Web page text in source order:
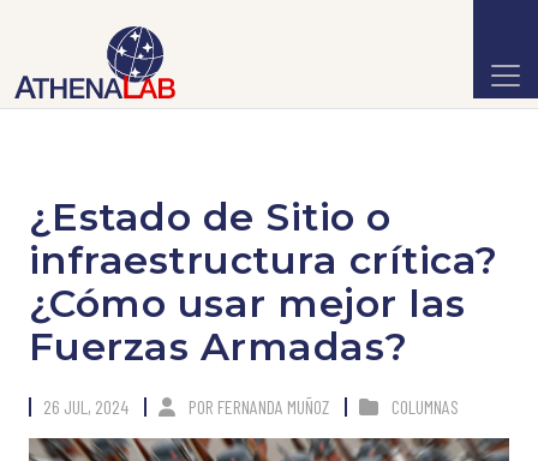
¿Estado de Sitio o
infraestructura crítica?
¿Cómo usar mejor las
Fuerzas Armadas?
26 JUL, 2024 POR FERNANDA MUÑOZ COLUMNAS